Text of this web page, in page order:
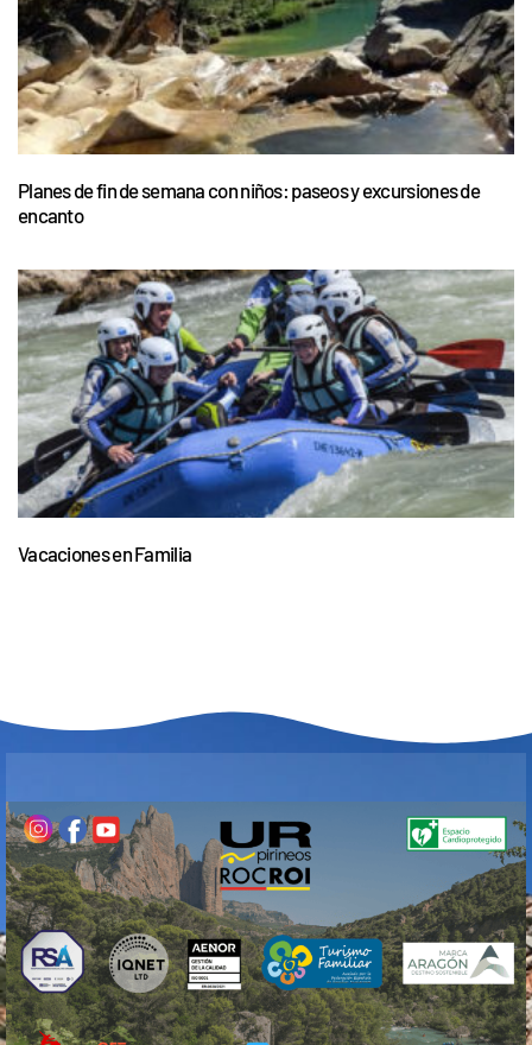
Planes de fin de semana con niños: paseos y excursiones de
encanto
Vacaciones en Familia